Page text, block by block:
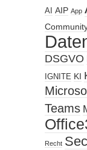
AI AIP App
DSGVO
IGNITE KI
Teams
Recht